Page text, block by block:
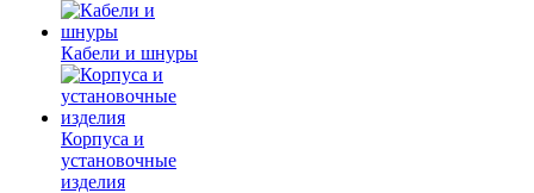
Кабели и шнуры
Корпуса и
установочные
изделия